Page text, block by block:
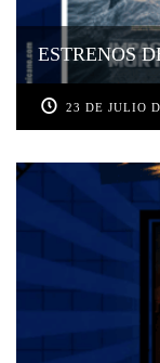
ESTRENOS
23 DE JULIO